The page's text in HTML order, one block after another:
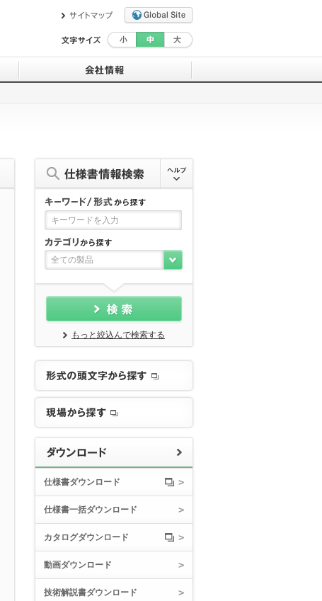
救済ワイド補償サービスについて
コーティング剤について
計装豆知識
MGMTオンラインストア（外部サイト）
一般事業主行動計画
沿革・会社概要
拠点一覧・交通アクセス
全ての製品
もっと絞込んで検索する
仕様書ダウンロード
仕様書一括ダウンロード
カタログダウンロード
動画ダウンロード
技術解説書ダウンロード